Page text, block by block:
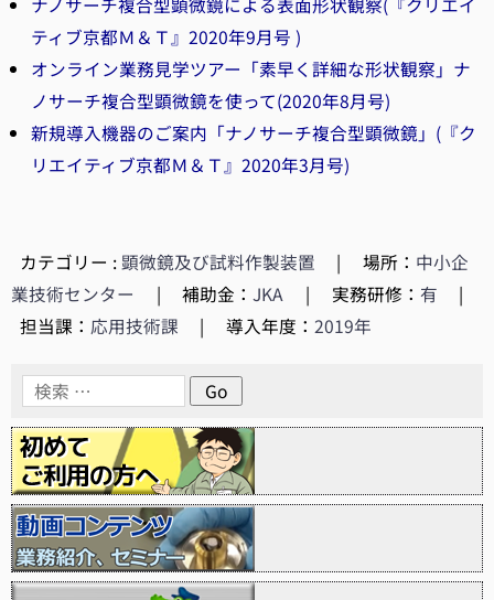
ティブ京都Ｍ＆Ｔ』2020年9月号 )
オンライン業務見学ツアー「素早く詳細な形状観察」ナ
ノサーチ複合型顕微鏡を使って(2020年8月号)
新規導入機器のご案内「ナノサーチ複合型顕微鏡」(『ク
リエイティブ京都Ｍ＆Ｔ』2020年3月号)
カテゴリー :顕微鏡及び試料作製装置 | 場所： 中小企
業技術センター
| 補助金：JKA | 実務研修： 有
|
担当課： 応用技術課 | 導入年度：2019年